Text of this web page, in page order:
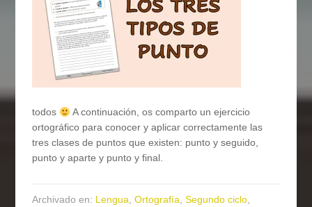
todos
A continuación, os comparto un ejercicio
ortográfico para conocer y aplicar correctamente las
tres clases de puntos que existen: punto y seguido,
punto y aparte y punto y final.
Archivado en: Lengua,Ortografía,Segundo ciclo,